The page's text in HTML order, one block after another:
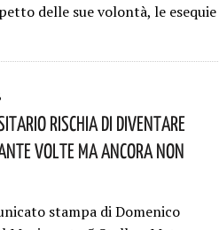
delle sue volontà, le esequie
Rischia Di Diventare
Volte Ma Ancora Non
stampa di Domenico